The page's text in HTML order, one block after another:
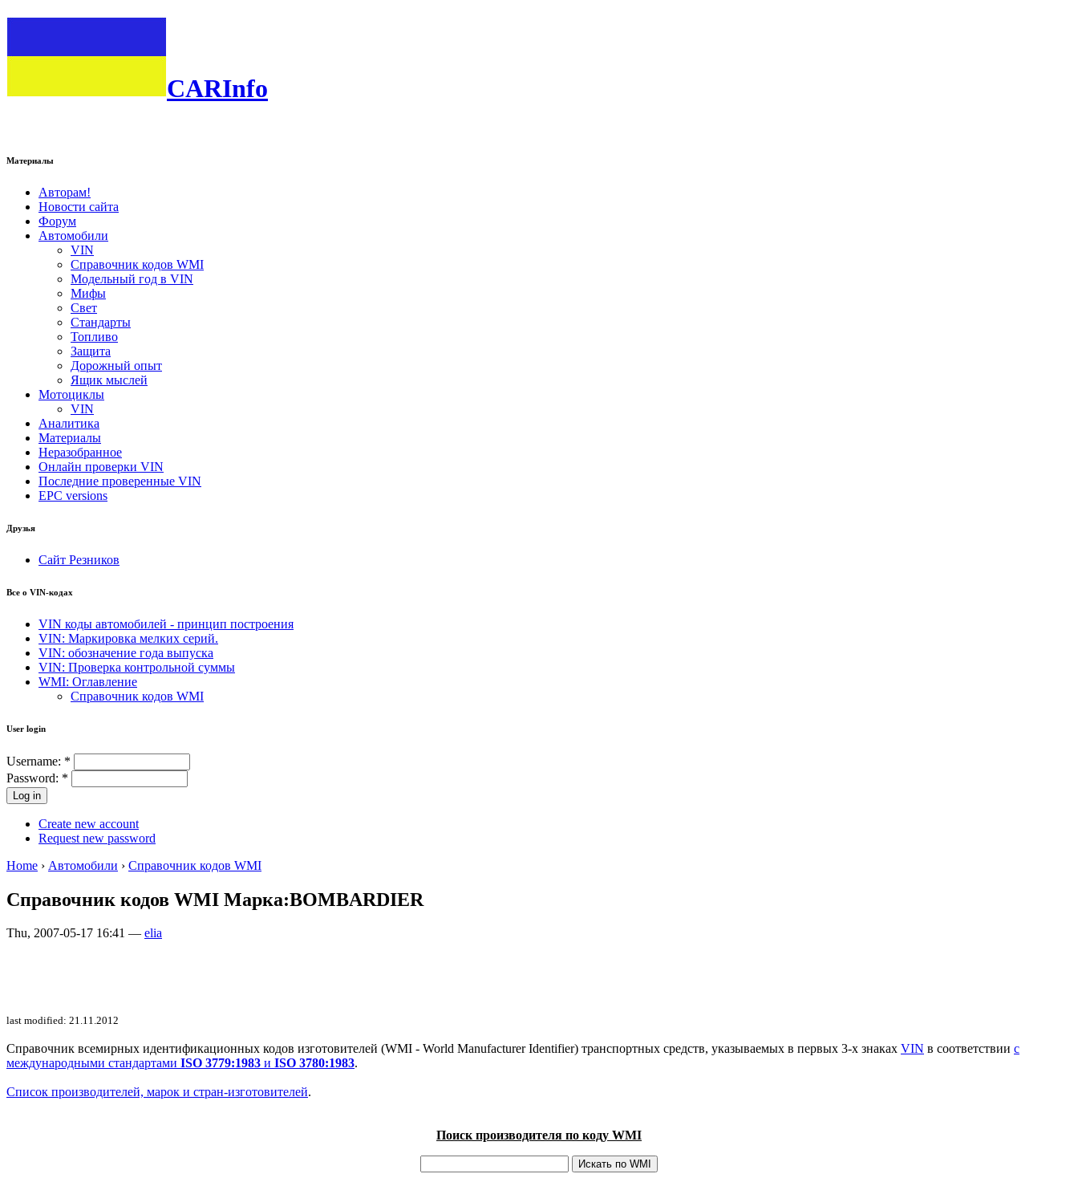
CARInfo
Материалы
Авторам!
Новости сайта
Форум
Автомобили
VIN
Справочник кодов WMI
Модельный год в VIN
Мифы
Свет
Стандарты
Топливо
Защита
Дорожный опыт
Ящик мыслей
Мотоциклы
VIN
Аналитика
Материалы
Неразобранное
Онлайн проверки VIN
Последние проверенные VIN
EPC versions
Друзья
Сайт Резников
Все о VIN-кодах
VIN коды автомобилей - принцип построения
VIN: Маркировка мелких серий.
VIN: обозначение года выпуска
VIN: Проверка контрольной суммы
WMI: Оглавление
Справочник кодов WMI
User login
Username: *
Password: *
Create new account
Request new password
Home › Автомобили › Справочник кодов WMI
Справочник кодов WMI Марка:BOMBARDIER
Thu, 2007-05-17 16:41 — elia
last modified: 21.11.2012
Справочник всемирных идентификационных кодов изготовителей (WMI - World Manufacturer Identifier) транспортных средств, указываемых в первых 3-х знаках VIN в соответствии с
международными стандартами ISO 3779:1983 и ISO 3780:1983.
Список производителей, марок и стран-изготовителей.
Поиск производителя по коду WMI